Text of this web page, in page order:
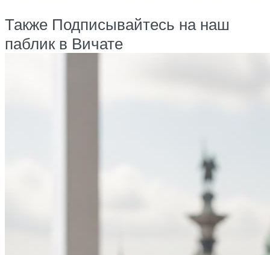
Также Подписывайтесь на наш
паблик в Вичате